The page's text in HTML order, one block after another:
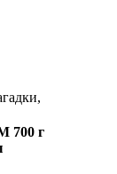
700 г